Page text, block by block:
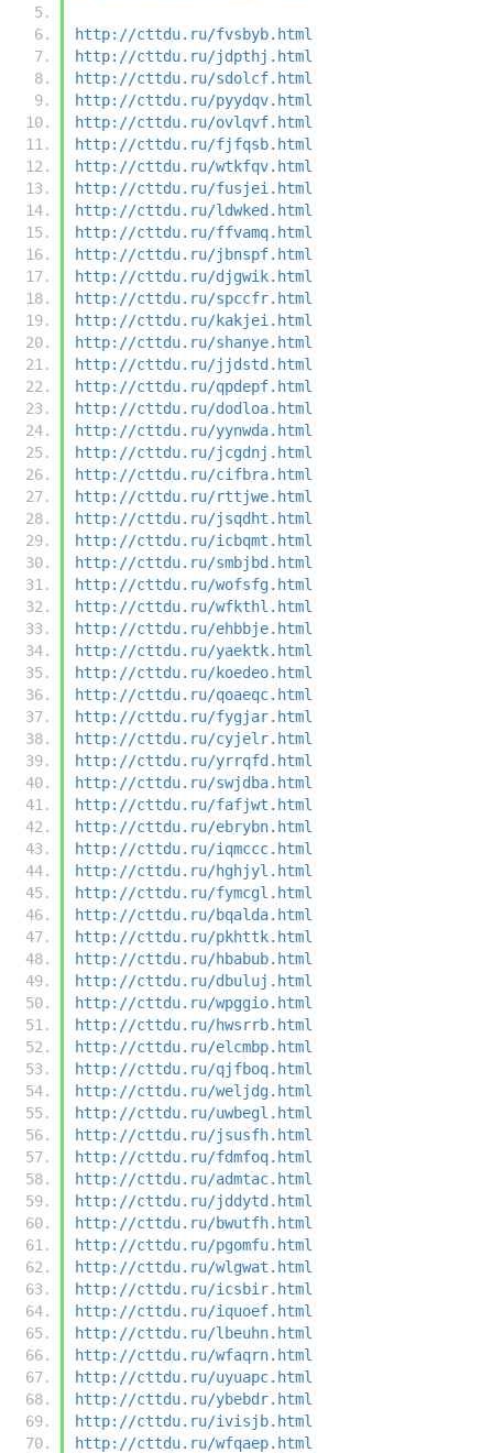
http://cttdu.ru/fvsbyb.html
http://cttdu.ru/jdpthj.html
http://cttdu.ru/sdolcf.html
http://cttdu.ru/pyydqv.html
http://cttdu.ru/ovlqvf.html
http://cttdu.ru/fjfqsb.html
http://cttdu.ru/wtkfqv.html
http://cttdu.ru/fusjei.html
http://cttdu.ru/ldwked.html
http://cttdu.ru/ffvamq.html
http://cttdu.ru/jbnspf.html
http://cttdu.ru/djgwik.html
http://cttdu.ru/spccfr.html
http://cttdu.ru/kakjei.html
http://cttdu.ru/shanye.html
http://cttdu.ru/jjdstd.html
http://cttdu.ru/qpdepf.html
http://cttdu.ru/dodloa.html
http://cttdu.ru/yynwda.html
http://cttdu.ru/jcgdnj.html
http://cttdu.ru/cifbra.html
http://cttdu.ru/rttjwe.html
http://cttdu.ru/jsqdht.html
http://cttdu.ru/icbqmt.html
http://cttdu.ru/smbjbd.html
http://cttdu.ru/wofsfg.html
http://cttdu.ru/wfkthl.html
http://cttdu.ru/ehbbje.html
http://cttdu.ru/yaektk.html
http://cttdu.ru/koedeo.html
http://cttdu.ru/qoaeqc.html
http://cttdu.ru/fygjar.html
http://cttdu.ru/cyjelr.html
http://cttdu.ru/yrrqfd.html
http://cttdu.ru/swjdba.html
http://cttdu.ru/fafjwt.html
http://cttdu.ru/ebrybn.html
http://cttdu.ru/iqmccc.html
http://cttdu.ru/hghjyl.html
http://cttdu.ru/fymcgl.html
http://cttdu.ru/bqalda.html
http://cttdu.ru/pkhttk.html
http://cttdu.ru/hbabub.html
http://cttdu.ru/dbuluj.html
http://cttdu.ru/wpggio.html
http://cttdu.ru/hwsrrb.html
http://cttdu.ru/elcmbp.html
http://cttdu.ru/qjfboq.html
http://cttdu.ru/weljdg.html
http://cttdu.ru/uwbegl.html
http://cttdu.ru/jsusfh.html
http://cttdu.ru/fdmfoq.html
http://cttdu.ru/admtac.html
http://cttdu.ru/jddytd.html
http://cttdu.ru/bwutfh.html
http://cttdu.ru/pgomfu.html
http://cttdu.ru/wlgwat.html
http://cttdu.ru/icsbir.html
http://cttdu.ru/iquoef.html
http://cttdu.ru/lbeuhn.html
http://cttdu.ru/wfaqrn.html
http://cttdu.ru/uyuapc.html
http://cttdu.ru/ybebdr.html
http://cttdu.ru/ivisjb.html
http://cttdu.ru/wfqaep.html